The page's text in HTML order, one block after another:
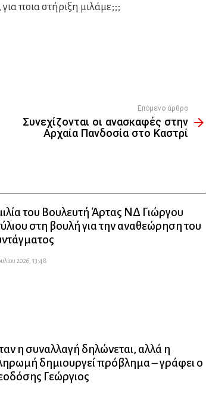
ποια στήριξη μιλάμε;;;
Επόμενο άρθρο
Συνεχίζονται οι ανασκαφές στην
Αρχαία Πανδοσία στο Καστρί
του Βουλευτή Άρτας ΝΔ Γιώργου
στη βουλή για την αναθεώρηση του
2026, 13:48
η συναλλαγή δηλώνεται, αλλά η
δημιουργεί πρόβλημα – γράφει ο
Γεώργιος